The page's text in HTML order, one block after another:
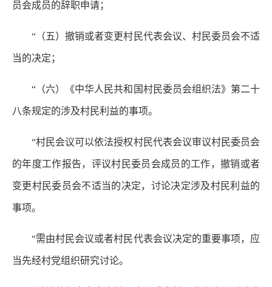
员会成员的辞职申请；
“（五）撤销或者变更村民代表会议、村民委员会不适
当的决定；
“（六）《中华人民共和国村民委员会组织法》第二十
八条规定的涉及村民利益的事项。
“村民会议可以依法授权村民代表会议审议村民委员会
的年度工作报告，评议村民委员会成员的工作，撤销或者
变更村民委员会不适当的决定，讨论决定涉及村民利益的
事项。
“需由村民会议或者村民代表会议决定的重要事项，应
当先经村党组织研究讨论。